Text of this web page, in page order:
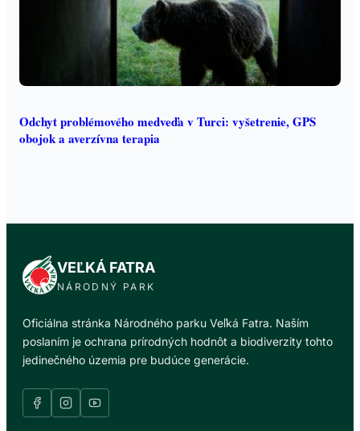
Odchyt problémového medveďa v Turci: vyšetrenie, GPS
obojok a averzívna terapia
VEĽKÁ FATRA
NÁRODNÝ PARK
Oficiálna stránka Národného parku Veľká Fatra. Naším
poslaním je ochrana prírodných hodnôt a biodiverzity tohto
jedinečného územia pre budúce generácie.